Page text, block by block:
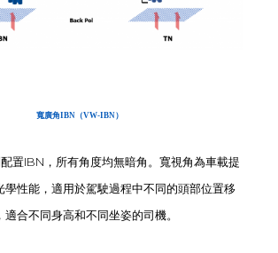
寬廣角IBN（VW-IBN）
置IBN，所有角度均無暗角。寬視角為車載提
學性能，適用於駕駛過程中不同的頭部位置移
適合不同身高和不同坐姿的司機。